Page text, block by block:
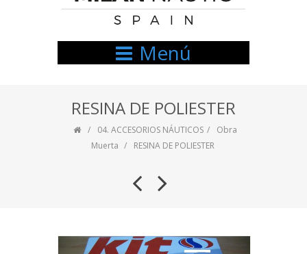
Menú
RESINA DE POLIESTER
04. ACCESORIOS NÁUTICOS
Obra
Muerta
RESINA DE POLIESTER